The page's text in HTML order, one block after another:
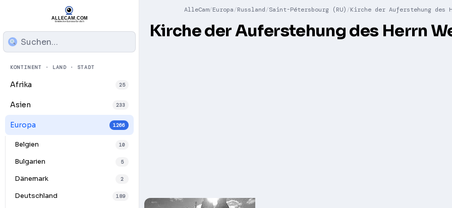
KONTINENT · LAND · STADT
Afrika 25
Asien 233
Europa 1266
Belgien 10
Bulgarien 5
Dänemark 2
Deutschland 189
AlleCam Europa Russland Saint-Pétersbourg (RU) Kirche der Auferstehung des
Kirche der Auferstehung des Herrn